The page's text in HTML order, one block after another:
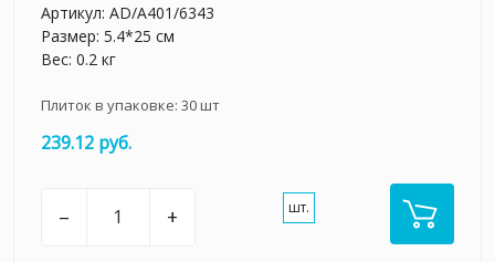
Артикул: AD/A401/6343
Размер: 5.4*25 см
Вес: 0.2 кг
Плиток в упаковке: 30шт
239.12 руб.
– + шт.